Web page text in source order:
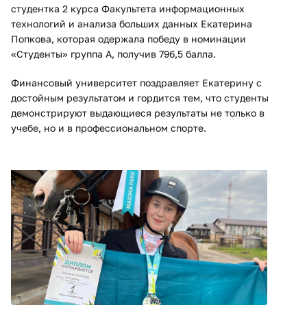
студентка 2 курса Факультета информационных
технологий и анализа больших данных Екатерина
Попкова, которая одержала победу в номинации
«Студенты» группа А, получив 796,5 балла.
Финансовый университет поздравляет Екатерину с
достойным результатом и гордится тем, что студенты
демонстрируют выдающиеся результаты не только в
учебе, но и в профессиональном спорте.